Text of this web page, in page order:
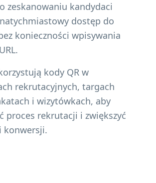
zeskanowaniu kandydaci
dostęp do
konieczności wpisywania
kody QR w
rekrutacyjnych, targach
i wizytówkach, aby
proces rekrutacji i zwiększyć
konwersji.